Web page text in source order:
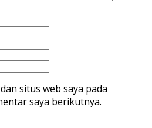
situs web saya pada
saya berikutnya.